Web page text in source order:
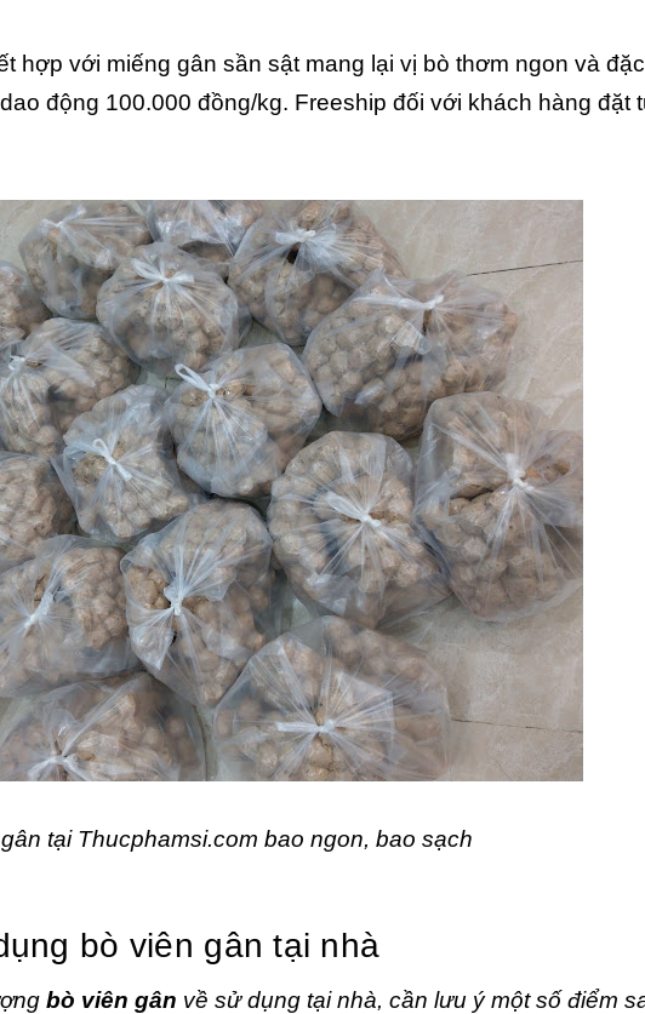
hợp với miếng gân sần sật mang lại vị bò thơm ngon và
động 100.000 đồng/kg. Freeship đối với khách hàng đặt
tại Thucphamsi.com bao ngon, bao sạch
bò viên gân tại nhà
bò viên gân về sử dụng tại nhà, cần lưu ý một số điểm